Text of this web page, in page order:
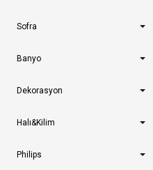
Sofra
Banyo
Dekorasyon
Halı&Kilim
Philips